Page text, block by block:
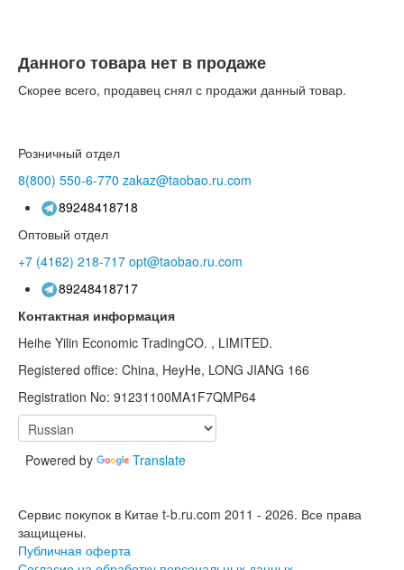
Данного товара нет в продаже
Скорее всего, продавец снял с продажи данный товар.
Розничный отдел
8(800) 550-6-770 zakaz@taobao.ru.com
89248418718
Оптовый отдел
+7 (4162) 218-717 opt@taobao.ru.com
89248418717
Контактная информация
Heihe Yilin Economic TradingCO. , LIMITED.
Registered office: China, HeyHe, LONG JIANG 166
Registration No: 91231100MA1F7QMP64
Powered by Translate
Сервис покупок в Китае t-b.ru.com 2011 - 2026. Все права
защищены.
Публичная оферта